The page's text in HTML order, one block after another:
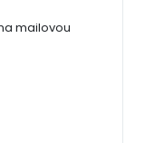
mailovou